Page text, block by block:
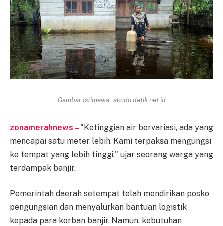
Gambar Istimewa : akcdn.detik.net.id
zonamerahnews – "Ketinggian air bervariasi, ada yang
mencapai satu meter lebih. Kami terpaksa mengungsi
ke tempat yang lebih tinggi," ujar seorang warga yang
terdampak banjir.
Pemerintah daerah setempat telah mendirikan posko
pengungsian dan menyalurkan bantuan logistik
kepada para korban banjir. Namun, kebutuhan